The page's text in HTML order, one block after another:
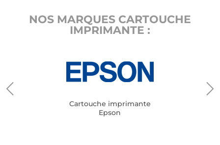
NOS MARQUES CARTOUCHE
IMPRIMANTE :
Cartouche imprimante
Epson